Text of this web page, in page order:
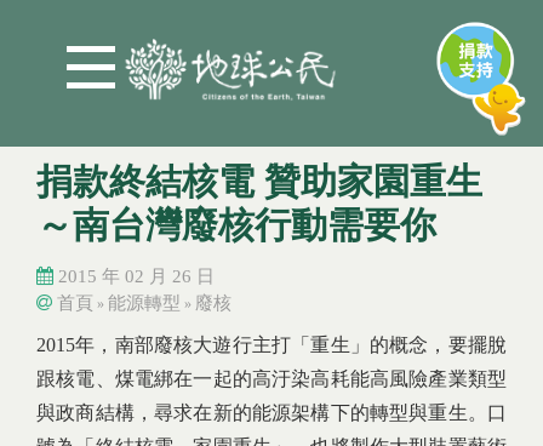
捐款終結核電 贊助家園重生
～南台灣廢核行動需要你
2015 年 02 月 26 日
您在這裡
首頁 » 能源轉型 » 廢核
您在這裡
2015年，南部廢核大遊行主打「重生」的概念，要擺脫
跟核電、煤電綁在一起的高汙染高耗能高風險產業類型
與政商結構，尋求在新的能源架構下的轉型與重生。口